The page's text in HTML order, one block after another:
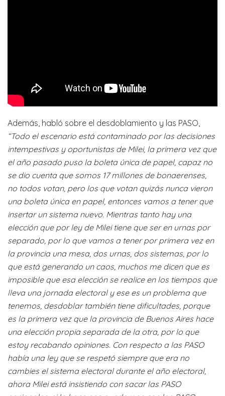
Además, habló sobre el desdoblamiento y las PASO,
“Todo el escenario está contaminado por las decisiones
intempestivas y oportunistas de Milei, la primera vez que
el año pasado puso la boleta única de papel, capaz no
se dio cuenta que somos 17 millones de bonaerenses,
no todos votan, pero los que votan quizás nunca vieron
una boleta única en papel, entonces vamos a tener que
insertar un sistema nuevo. Mientras tanto hay una
elección que por ley de Milei tiene que ser en urnas por
separado, por lo que vamos a tener por primera vez en
la provincia una mesa, dos urnas, dos sistemas, por lo
que está generando un caos, muchos me dicen que es
imposible que esa elección se realice en los tiempos que
lleva una jornada electoral y ese es un problema que
tenemos, desdoblar también tiene dificultades, porque
es la primera vez que la provincia de Buenos Aires hace
una elección propia separada de la otra, por lo que
estoy recabando opiniones. Con respecto a las PASO
había una ley que se respetó siempre que era no
cambies el sistema electoral durante el año electoral,
ahora Milei está insistiendo con sacar las PASO